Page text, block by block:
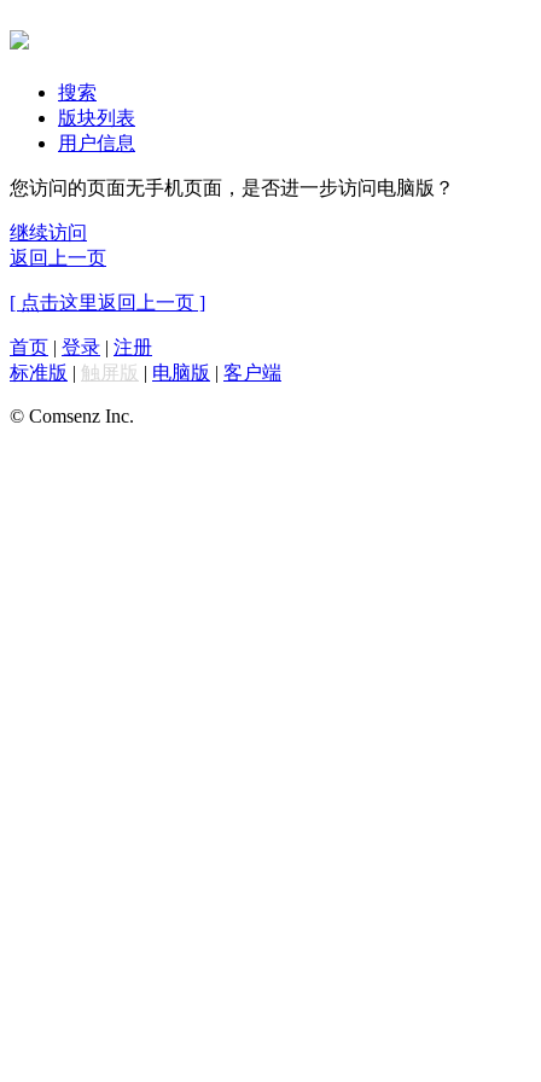
搜索
版块列表
用户信息
您访问的页面无手机页面，是否进一步访问电脑版？
继续访问
返回上一页
[ 点击这里返回上一页 ]
首页 | 登录 | 注册
标准版 | 触屏版 | 电脑版 | 客户端
© Comsenz Inc.